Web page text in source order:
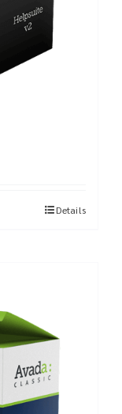
Details